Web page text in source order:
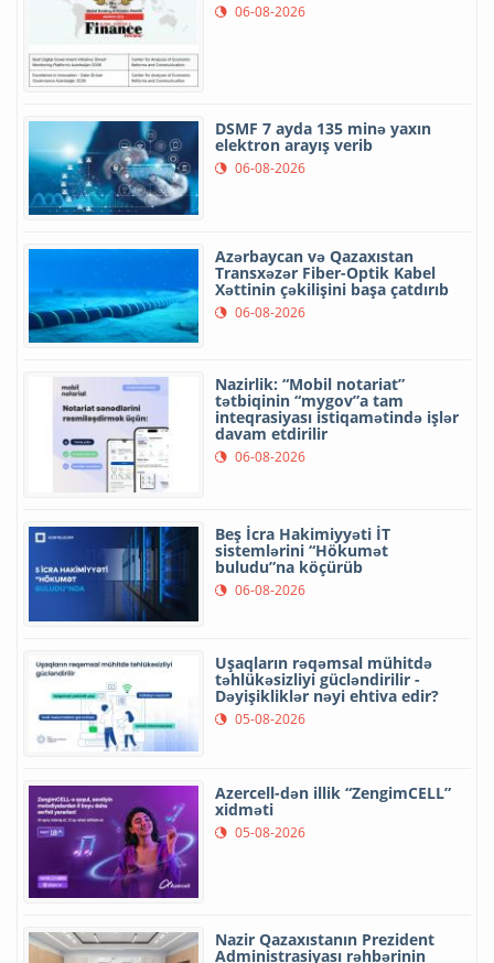
06-08-2026
DSMF 7 ayda 135 minə yaxın
elektron arayış verib
06-08-2026
Azərbaycan və Qazaxıstan
Transxəzər Fiber-Optik Kabel
Xəttinin çəkilişini başa çatdırıb
06-08-2026
Nazirlik: “Mobil notariat”
tətbiqinin “mygov”a tam
inteqrasiyası istiqamətində işlər
davam etdirilir
06-08-2026
Beş İcra Hakimiyyəti İT
sistemlərini “Hökumət
buludu”na köçürüb
06-08-2026
Uşaqların rəqəmsal mühitdə
təhlükəsizliyi gücləndirilir -
Dəyişikliklər nəyi ehtiva edir?
05-08-2026
Azercell-dən illik “ZengimCELL”
xidməti
05-08-2026
Nazir Qazaxıstanın Prezident
Administrasiyası rəhbərinin